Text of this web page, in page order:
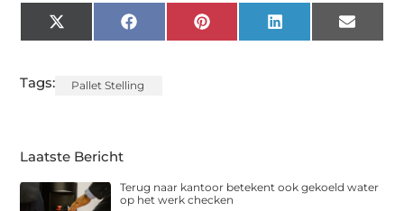
X
(Twitter)
FacebookPinterest LinkedIn Email
Tags: Pallet Stelling
Laatste Bericht
Terug naar kantoor betekent ook gekoeld water
op het werk checken